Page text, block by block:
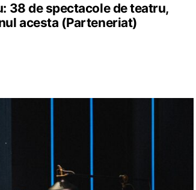
38 de spectacole de teatru,
acesta (Parteneriat)